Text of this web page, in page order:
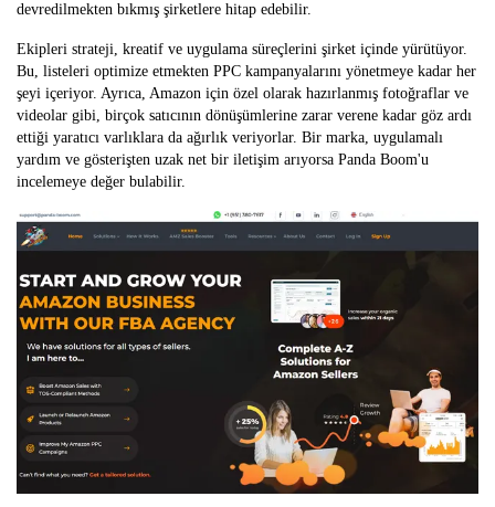
devredilmekten bıkmış şirketlere hitap edebilir.
Ekipleri strateji, kreatif ve uygulama süreçlerini şirket içinde yürütüyor.
Bu, listeleri optimize etmekten PPC kampanyalarını yönetmeye kadar her
şeyi içeriyor. Ayrıca, Amazon için özel olarak hazırlanmış fotoğraflar ve
videolar gibi, birçok satıcının dönüşümlerine zarar verene kadar göz ardı
ettiği yaratıcı varlıklara da ağırlık veriyorlar. Bir marka, uygulamalı
yardım ve gösterişten uzak net bir iletişim arıyorsa Panda Boom'u
incelemeye değer bulabilir.